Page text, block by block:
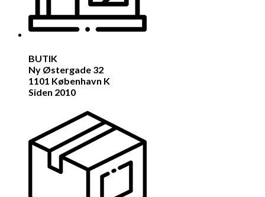
BUTIK
Ny Østergade 32
1101 København K
Siden 2010